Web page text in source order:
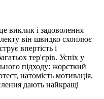
виклик і задоволення
він швидко схоплює
впертість і
тер'єрів. Успіх у
підходу: жорсткий
натомість мотивація,
дають найкращі